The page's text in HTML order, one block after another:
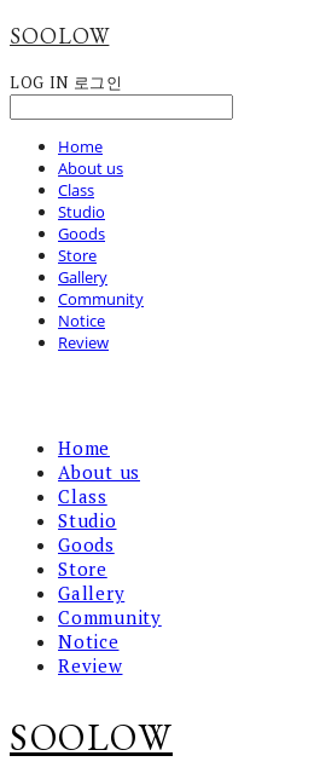
SOOLOW
LOG IN 로그인
Home
About us
Class
Studio
Goods
Store
Gallery
Community
Notice
Review
Home
About us
Class
Studio
Goods
Store
Gallery
Community
Notice
Review
SOOLOW